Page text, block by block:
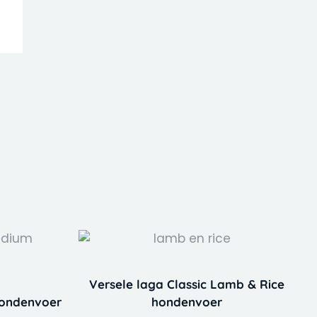
Price
through
€ 39,99
Versele laga Classic Lamb & Rice
hondenvoer